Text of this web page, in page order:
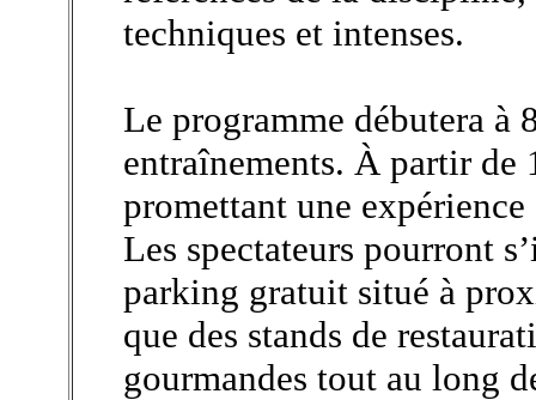
techniques et intenses.
Le programme débutera à
entraînements. À partir de
promettant une
Les spectateurs pourront
parking gratuit situé à
que des stands de
gourmandes tout au long